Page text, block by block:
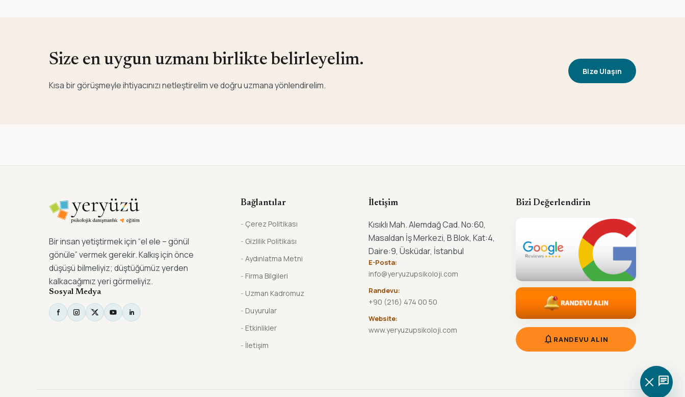
Size en uygun uzmanı birlikte belirleyelim.
Kısa bir görüşmeyle ihtiyacınızı netleştirelim ve doğru uzmana yönlendirelim.
Bize Ulaşın
chat
Bir insan yetiştirmek için “el ele – gönül
gönüle” vermek gerekir. Kalkış için önce
düşüşü bilmeliyiz; düştüğümüz yerden
kalkacağımız yeri görmeliyiz.
Sosyal Medya
Bağlantılar
Çerez Politikası
Gizlilik Politikası
Aydınlatma Metni
Firma Bilgileri
Uzman Kadromuz
Duyurular
Etkinlikler
İletişim
İletişim
Kısıklı Mah. Alemdağ Cad. No:60,
Masaldan İş Merkezi, B Blok, Kat:4,
Daire:9, Üsküdar, İstanbul
E-Posta:
info@yeryuzupsikoloji.com
Randevu:
+90 (216) 474 00 50
Website:
www.yeryuzupsikoloji.com
Bizi Değerlendirin
notifications RANDEVU ALIN